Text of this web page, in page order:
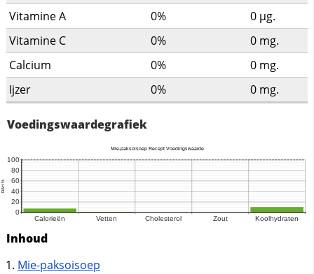
Vitamine A
0% 0 µg.
Vitamine C
0% 0 mg.
Calcium
0% 0 mg.
Ijzer
0% 0 mg.
Voedingswaardegrafiek
Inhoud
Mie-paksoisoep